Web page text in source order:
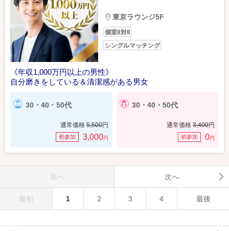
東京ラウンジ5F
個室8対8
シングルマッチング
《年収1,000万円以上の男性》
自分磨きをしている＆清潔感がある男女
30・40・50代
通常価格 5,500円
初参加 3,000円
30・40・50代
通常価格 3,400円
初参加 0円
前へ 次へ
最初 1 2 3 4 最後